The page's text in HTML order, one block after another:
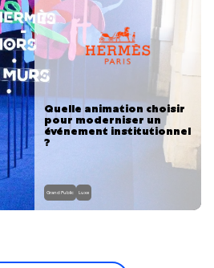
Quelle animation choisir
pour moderniser un
événement institutionnel
?
Grand Public Luxe